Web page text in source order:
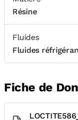
Résine
Fluides
Fluides
Fiche de